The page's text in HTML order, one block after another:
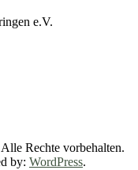
e.V.
Alle Rechte vorbehalten.
by: WordPress.